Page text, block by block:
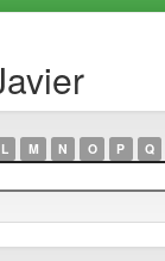
L M N O P Q